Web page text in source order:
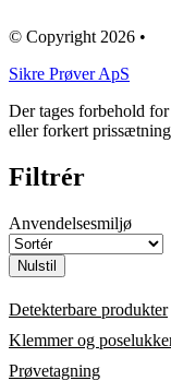
© Copyright 2026 •
​Sikre Prøver ApS
Der tages forbehold
eller forkert
Filtrér
Anvendelsesmiljø
Nulstil
Detekterbare produkter
Klemmer og
Prøvetagning